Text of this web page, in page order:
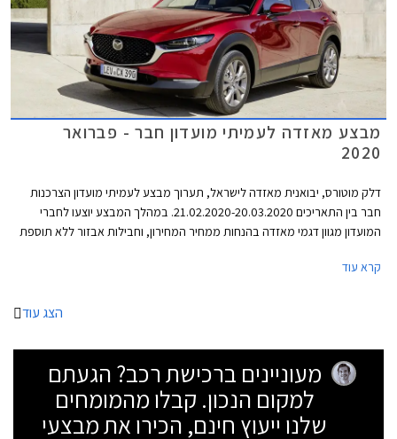
מבצע מאזדה לעמיתי מועדון חבר - פברואר
2020
דלק מוטורס, יבואנית מאזדה לישראל, תערוך מבצע לעמיתי מועדון הצרכנות
חבר בין התאריכים 21.02.2020-20.03.2020. במהלך המבצע יוצעו לחברי
המועדון מגוון דגמי מאזדה בהנחות ממחיר המחירון, וחבילות אבזור ללא תוספת
ליס. המבצע יתקיים בכל אולמות התצוגה של מאזדה ברחבי הארץ.
קרא עוד
הצג עוד
מעוניינים ברכישת רכב? הגעתם
למקום הנכון. קבלו מהמומחים
שלנו ייעוץ חינם, הכירו את מבצעי